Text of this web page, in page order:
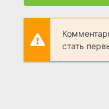
стать